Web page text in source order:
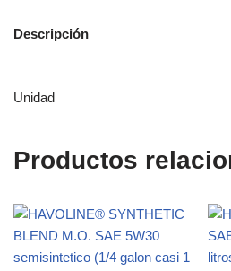
Descripción
Unidad
Productos